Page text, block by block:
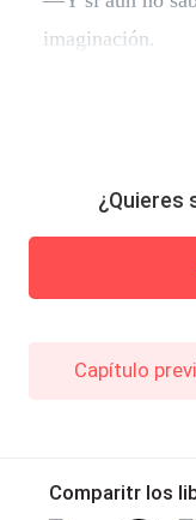
imaginación.
¿Quieres
Capítulo
Comparitr los